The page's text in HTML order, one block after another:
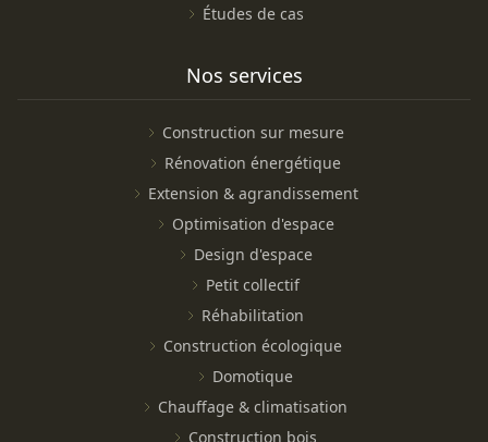
Études de cas
Nos services
Construction sur mesure
Rénovation énergétique
Extension & agrandissement
Optimisation d'espace
Design d'espace
Petit collectif
Réhabilitation
Construction écologique
Domotique
Chauffage & climatisation
Construction bois